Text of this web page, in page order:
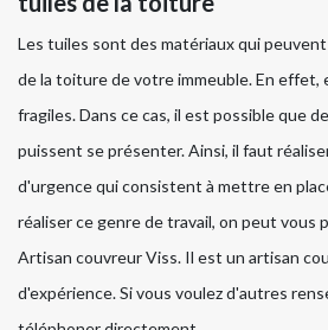
Les tuiles sont des matériaux qui
de la toiture de votre immeuble. En
fragiles. Dans ce cas, il est possible que
puissent se présenter. Ainsi, il faut
d'urgence qui consistent à mettre en
réaliser ce genre de travail, on peut vous
Artisan couvreur Viss. Il est un artisan
d'expérience. Si vous voulez d'autres